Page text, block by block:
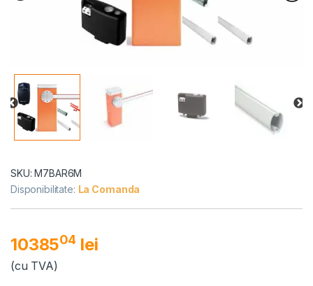
SKU: M7BAR6M
Disponibilitate: La Comanda
1038504 lei
(cu TVA)